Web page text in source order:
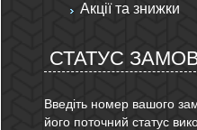
Акції та знижки
СТАТУС
Введіть номер вашого
його поточний статус